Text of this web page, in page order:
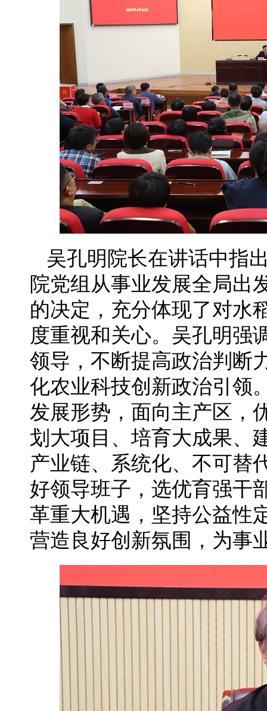
吴孔明院长在讲话中指
院党组从事业发展全局出
的决定，充分体现了对水
度重视和关心。吴孔明强
领导，不断提高政治判断
化农业科技创新政治引领
发展形势，面向主产区，
划大项目、培育大成果、
产业链、系统化、不可替
好领导班子，选优育强干
革重大机遇，坚持公益性
营造良好创新氛围，为事